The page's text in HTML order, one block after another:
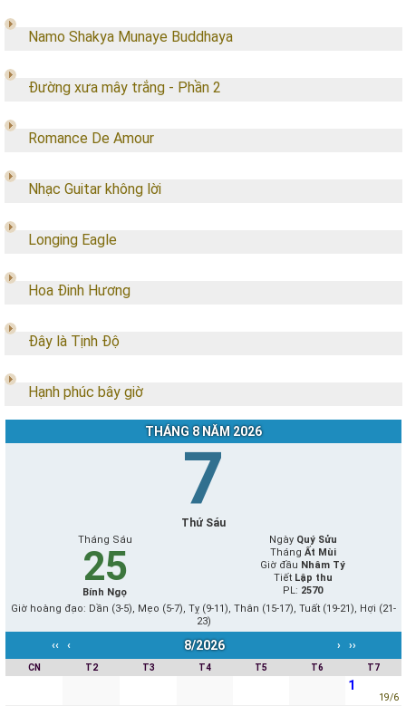
Namo Shakya Munaye Buddhaya
Đường xưa mây trắng - Phần 2
Romance De Amour
Nhạc Guitar không lời
Longing Eagle
Hoa Đinh Hương
Đây là Tịnh Độ
Hạnh phúc bây giờ
THÁNG 8 NĂM 2026
7
Thứ Sáu
Tháng Sáu
25
Bính Ngọ
Ngày Quý Sửu
Tháng Ất Mùi
Giờ đầu Nhâm Tý
Tiết Lập thu
PL: 2570
Giờ hoàng đạo: Dần (3-5), Mẹo (5-7), Tỵ (9-11), Thân (15-17), Tuất (19-21), Hợi (21-
23)
‹‹ ‹ 8/2026 › ››
CN T2 T3 T4 T5 T6 T7
1
19/6